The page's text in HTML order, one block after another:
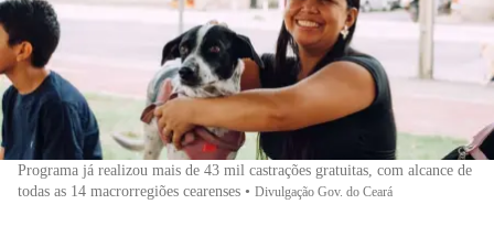
Programa já realizou mais de 43 mil castrações gratuitas, com alcance de
todas as 14 macrorregiões cearenses • Divulgação Gov. do Ceará